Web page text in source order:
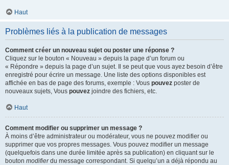
Haut
Problèmes liés à la publication de messages
Comment créer un nouveau sujet ou poster une réponse ?
Cliquez sur le bouton « Nouveau » depuis la page d’un forum ou
« Répondre » depuis la page d’un sujet. Il se peut que vous ayez besoin d’être
enregistré pour écrire un message. Une liste des options disponibles est
affichée en bas de page des forums, exemple : Vous pouvez poster de
nouveaux sujets, Vous pouvez joindre des fichiers, etc.
Haut
Comment modifier ou supprimer un message ?
À moins d’être administrateur ou modérateur, vous ne pouvez modifier ou
supprimer que vos propres messages. Vous pouvez modifier un message
(quelquefois dans une durée limitée après sa publication) en cliquant sur le
bouton modifierdu message correspondant. Si quelqu’un a déjà répondu au